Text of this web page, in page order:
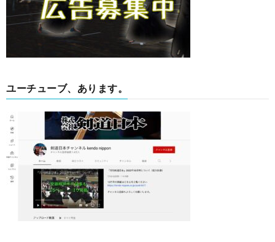
ユーチューブ、あります。